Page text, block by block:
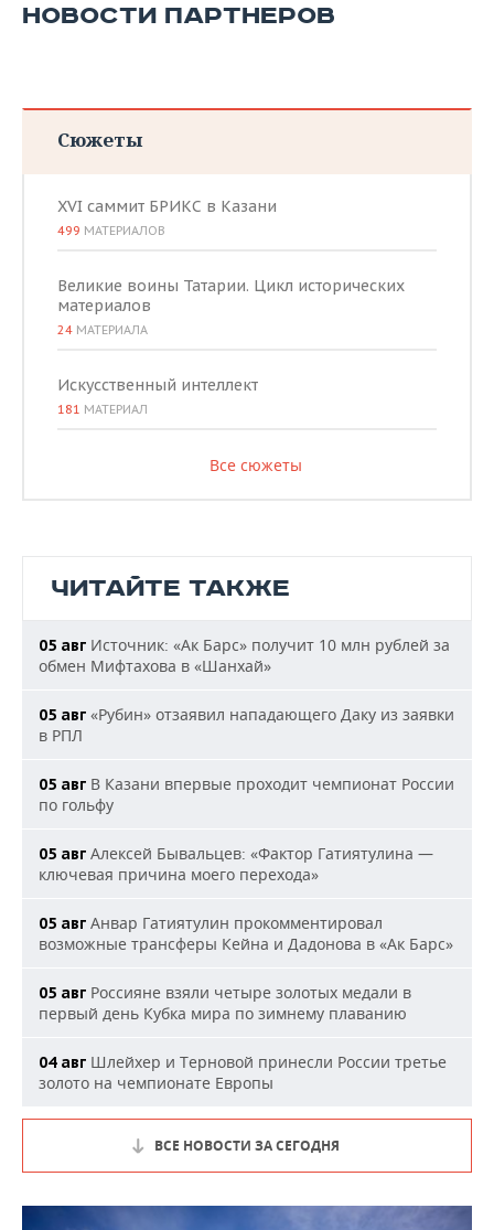
НОВОСТИ ПАРТНЕРОВ
Сюжеты
XVI саммит БРИКС в Казани
499 МАТЕРИАЛОВ
Великие воины Татарии. Цикл исторических
материалов
24 МАТЕРИАЛА
Искусственный интеллект
181 МАТЕРИАЛ
Все сюжеты
ЧИТАЙТЕ ТАКЖЕ
05 авг Источник: «Ак Барс» получит 10 млн рублей за
обмен Мифтахова в «Шанхай»
05 авг «Рубин» отзаявил нападающего Даку из заявки
в РПЛ
05 авг В Казани впервые проходит чемпионат России
по гольфу
05 авг Алексей Бывальцев: «Фактор Гатиятулина —
ключевая причина моего перехода»
05 авг Анвар Гатиятулин прокомментировал
возможные трансферы Кейна и Дадонова в «Ак Барс»
05 авг Россияне взяли четыре золотых медали в
первый день Кубка мира по зимнему плаванию
04 авг Шлейхер и Терновой принесли России третье
золото на чемпионате Европы
ВСЕ НОВОСТИ ЗА СЕГОДНЯ